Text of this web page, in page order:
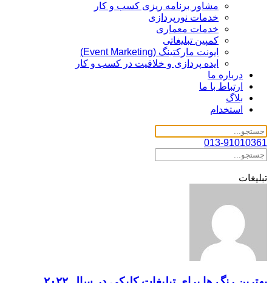
مشاور برنامه ریزی کسب و کار
خدمات نورپردازی
خدمات معماری
کمپین تبلیغاتی
ایونت مارکتینگ (Event Marketing)
ایده پردازی و خلاقیت در کسب و کار
درباره ما
ارتباط با ما
بلاگ
استخدام
013-91010361
تبلیغات